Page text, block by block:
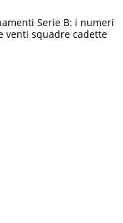
Serie B: i numeri
venti squadre cadette